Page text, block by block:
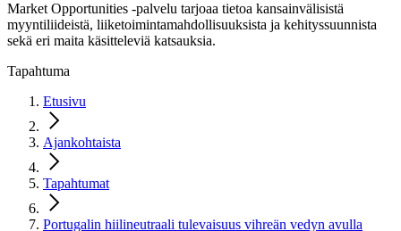
Market Opportunities -palvelu tarjoaa tietoa kansainvälisistä
myyntiliideistä, liiketoimintamahdollisuuksista ja kehityssuunnista
sekä eri maita käsitteleviä katsauksia.
Tapahtuma
Etusivu
Ajankohtaista
Tapahtumat
Portugalin hiilineutraali tulevaisuus vihreän vedyn avulla